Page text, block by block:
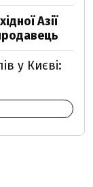
Азії
у Києві: